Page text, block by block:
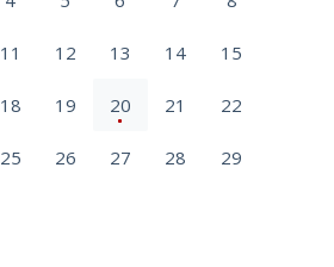
11 12 13 14 15
18 19 20 21 22
25 26 27 28 29